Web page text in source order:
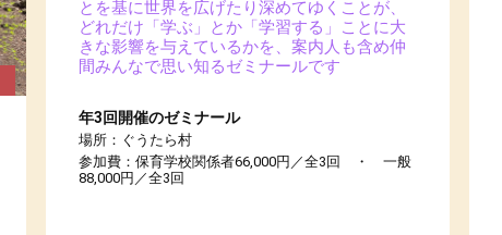
とを基に世界を広げたり深めてゆくことが、
どれだけ「学ぶ」とか「学習する」ことに大
きな影響を与えているかを、案内人も含め仲
間みんなで思い知るゼミナールです
年3回開催のゼミナール
場所：ぐうたら村
参加費：保育学校関係者66,000円／全3回 ・ 一般
88,000円／全3回